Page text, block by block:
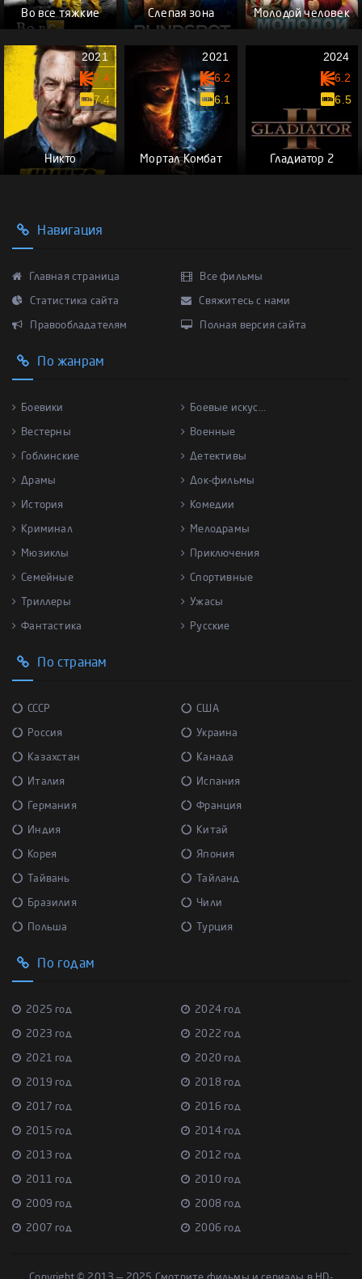
Во все тяжкие Слепая зона Молодой человек
Никто
2021
7.4
7.4
Мортал Комбат
2021
6.2
6.1
Гладиатор 2
2024
6.2
6.5
Навигация
Главная страница Все фильмы
Статистика сайта Свяжитесь с нами
Правообладателям Полная версия сайта
По жанрам
Боевики Боевые искус...
Вестерны Военные
Гоблинские Детективы
Драмы Док-фильмы
История Комедии
Криминал Мелодрамы
Мюзиклы Приключения
Семейные Спортивные
Триллеры Ужасы
Фантастика Русские
По странам
СССР США
Россия Украина
Казахстан Канада
Италия Испания
Германия Франция
Индия Китай
Корея Япония
Тайвань Тайланд
Бразилия Чили
Польша Турция
По годам
2025 год 2024 год
2023 год 2022 год
2021 год 2020 год
2019 год 2018 год
2017 год 2016 год
2015 год 2014 год
2013 год 2012 год
2011 год 2010 год
2009 год 2008 год
2007 год 2006 год